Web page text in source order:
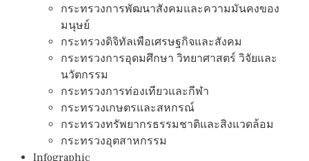
กระทรวงการพัฒนาสังคมและความมันคงของ
มนุษย์
กระทรวงดิจิทัลเพือเศรษฐกิจและสังคม
กระทรวงการอุดมศึกษา วิทยาศาสตร์ วิจัยและ
นวัตกรรม
กระทรวงการท่องเทียวและกีฬา
กระทรวงเกษตรและสหกรณ์
กระทรวงทรัพยากรธรรมชาติและสิงแวดล้อม
กระทรวงอุตสาหกรรม
Infographic